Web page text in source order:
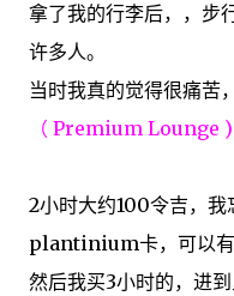
拿了我的行李后， ， 步
许多人。
当时我真的觉得很痛苦
（ Premium Lounge )
2小时大约100令吉，我
plantinium卡， 可以有
然后我买3小时的，进到